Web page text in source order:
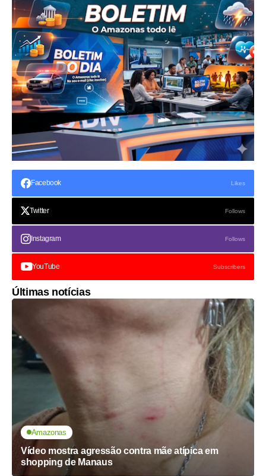
Facebook Likes
Twitter Follows
Instagram Follows
YouTube Subscribers
Últimas notícias
Amazonas
Vídeo mostra agressão contra mãe atípica em
shopping de Manaus